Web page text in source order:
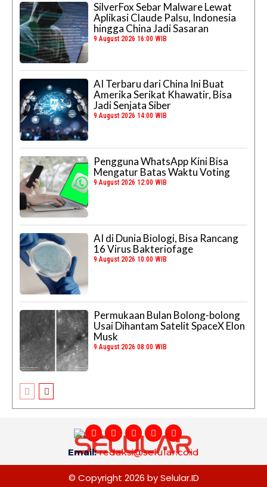
SilverFox Sebar Malware Lewat
Aplikasi Claude Palsu, Indonesia
hingga China Jadi Sasaran
9 August 2026 16:00 WIB
AI Terbaru dari China Ini Buat
Amerika Serikat Khawatir, Bisa
Jadi Senjata Siber
9 August 2026 14:00 WIB
Pengguna WhatsApp Kini Bisa
Mengatur Batas Waktu Voting
9 August 2026 12:00 WIB
AI di Dunia Biologi, Bisa Rancang
16 Virus Bakteriofage
9 August 2026 10:00 WIB
Permukaan Bulan Bolong-bolong
Usai Dihantam Satelit SpaceX Elon
Musk
9 August 2026 08:00 WIB
Email:redaksi@selular.co.id
© Copyright 2026 by Selular.ID